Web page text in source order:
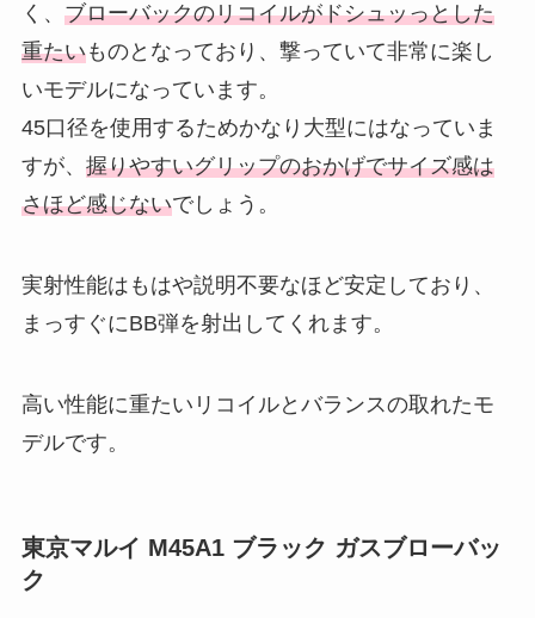
く、 ブローバックのリコイルがドシュッっとした
重たいものとなっており、撃っていて非常に楽し
いモデルになっています。
45口径を使用するためかなり大型にはなっていま
すが、 握りやすいグリップのおかげでサイズ感は
さほど感じないでしょう。
実射性能はもはや説明不要なほど安定しており、
まっすぐにBB弾を射出してくれます。
高い性能に重たいリコイルとバランスの取れたモ
デルです。
東京マルイ M45A1 ブラック ガスブローバッ
ク